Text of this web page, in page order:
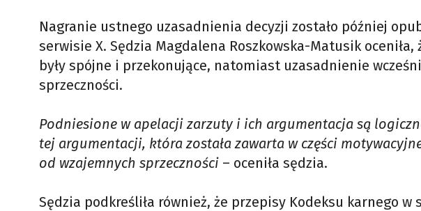
Nagranie ustnego uzasadnienia decyzji zostało później
serwisie X. Sędzia Magdalena Roszkowska-Matusik
były spójne i przekonujące, natomiast uzasadnienie
sprzeczności.
Podniesione w apelacji zarzuty i ich argumentacja są
tej argumentacji, która została zawarta w części
od wzajemnych sprzeczności – oceniła sędzia.
Sędzia podkreśliła również, że przepisy Kodeksu karnego